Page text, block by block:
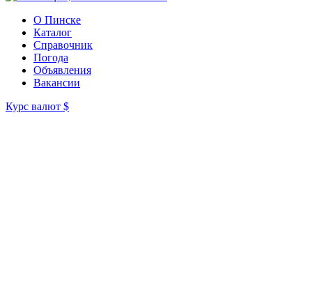
О Пинске
Каталог
Справочник
Погода
Объявления
Вакансии
Курс валют $